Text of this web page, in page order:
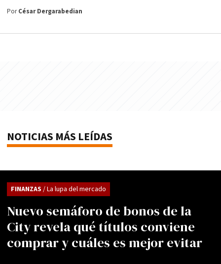
PorCésar Dergarabedian
NOTICIAS MÁS LEÍDAS
Nuevo semáforo de bonos de la
City revela qué títulos conviene
comprar y cuáles es mejor evitar
FINANZAS / La lupa del mercado